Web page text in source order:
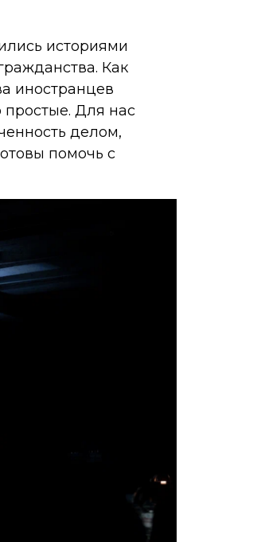
историями
Как
иностранцев
Для нас
делом,
помочь с